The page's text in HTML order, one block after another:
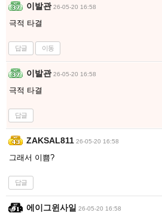
이발관 26-05-20 16:58
극적 타결
답글 이동
이발관 26-05-20 16:58
극적 타결
답글
ZAKSAL811 26-05-20 16:58
그래서 이쁨?
답글
에이그윈사일 26-05-20 16:58